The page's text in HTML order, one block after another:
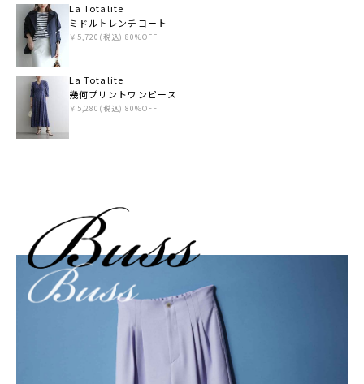
La Totalite
ミドルトレンチコート
￥5,720(税込) 80%OFF
La Totalite
幾何プリントワンピース
￥5,280(税込) 80%OFF